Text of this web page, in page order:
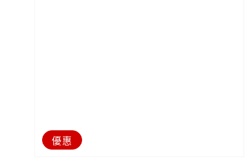
優惠